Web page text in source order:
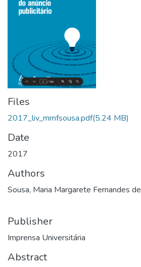
Files
2017_liv_mmfsousa.pdf(5.24 MB)
Date
2017
Authors
Sousa, Maria Margarete Fernandes de
Publisher
Imprensa Universitária
Abstract